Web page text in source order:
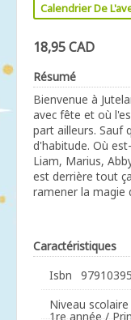
Calendrier De
18,95 CAD
Résumé
Bienvenue à
avec fête et où
part ailleurs. Sauf
d'habitude. Où
Liam, Marius,
est derrière tout
ramener la magie
Caractéristiques
Isbn
Niveau scolaire
1re année /